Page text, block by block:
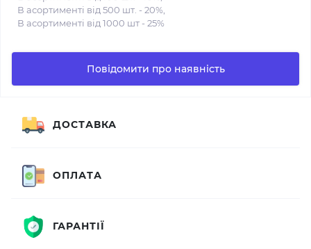
В асортименті від 500 шт. - 20%,
В асортименті від 1000 шт - 25%
Повідомити про наявність
ДОСТАВКА
ОПЛАТА
ГАРАНТІЇ